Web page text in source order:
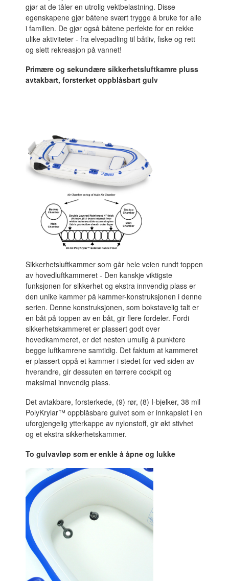
gjør at de tåler en utrolig vektbelastning. Disse
egenskapene gjør båtene svært trygge å bruke for alle
i familien. De gjør også båtene perfekte for en rekke
ulike aktiviteter - fra elvepadling til båtliv, fiske og rett
og slett rekreasjon på vannet!
Primære og sekundære sikkerhetsluftkamre pluss
avtakbart, forsterket oppblåsbart gulv
Sikkerhetsluftkammer som går hele veien rundt toppen
av hovedluftkammeret - Den kanskje viktigste
funksjonen for sikkerhet og ekstra innvendig plass er
den unike kammer på kammer-konstruksjonen i denne
serien. Denne konstruksjonen, som bokstavelig talt er
en båt på toppen av en båt, gir flere fordeler. Fordi
sikkerhetskammeret er plassert godt over
hovedkammeret, er det nesten umulig å punktere
begge luftkamrene samtidig. Det faktum at kammeret
er plassert oppå et kammer i stedet for ved siden av
hverandre, gir dessuten en tørrere cockpit og
maksimal innvendig plass.
Det avtakbare, forsterkede, (9) rør, (8) I-bjelker, 38 mil
PolyKrylar™ oppblåsbare gulvet som er innkapslet i en
uforgjengelig ytterkappe av nylonstoff, gir økt stivhet
og et ekstra sikkerhetskammer.
To gulvavløp som er enkle å åpne og lukke